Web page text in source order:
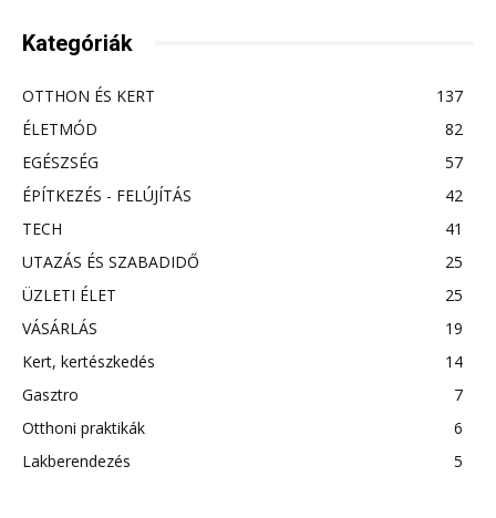
Kategóriák
OTTHON ÉS KERT
137
ÉLETMÓD
82
EGÉSZSÉG
57
ÉPÍTKEZÉS - FELÚJÍTÁS
42
TECH
41
UTAZÁS ÉS SZABADIDŐ
25
ÜZLETI ÉLET
25
VÁSÁRLÁS
19
Kert, kertészkedés
14
Gasztro
7
Otthoni praktikák
6
Lakberendezés
5